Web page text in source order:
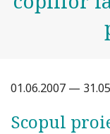
01.06.2007 —
Scopul